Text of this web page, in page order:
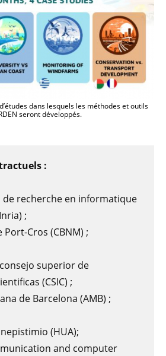
dans lesquels les méthodes et outils
seront développés.
:
recherche en informatique
;
Cros (CBNM) ;
superior de
(CSIC) ;
de Barcelona (AMB) ;
(HUA);
and computer